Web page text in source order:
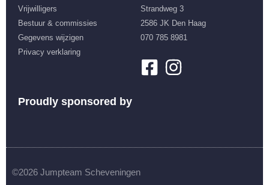
Vrijwilligers
Bestuur & commissies
Gegevens wijzigen
Privacy verklaring
Strandweg 3
2586 JK Den Haag
070 785 8981
Proudly sponsored by
©2026 Jumpteam Scheveningen